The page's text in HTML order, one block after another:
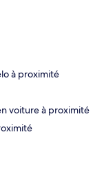
à proximité
voiture à proximité